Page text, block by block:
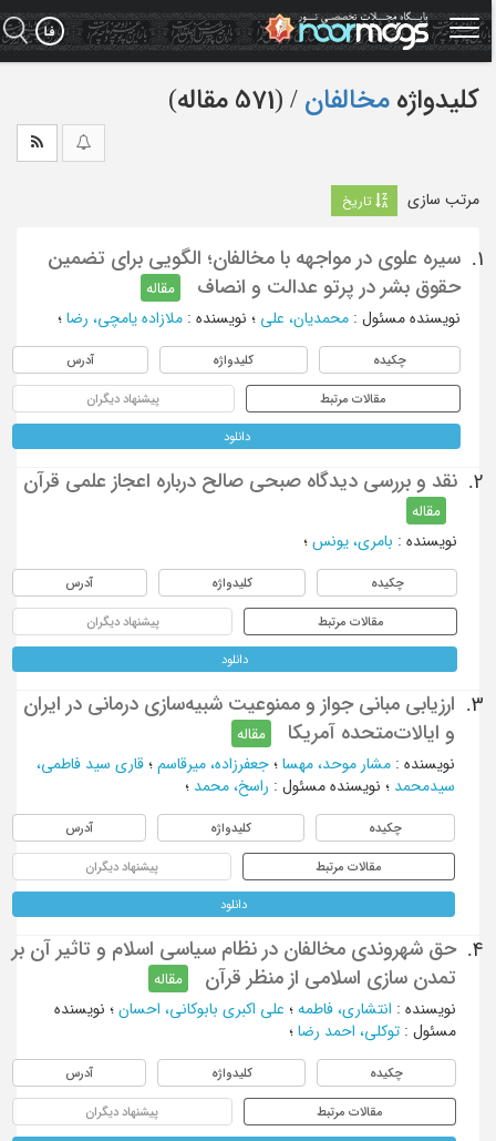
کلیدواژه مخالفان ‏/ (571 مقاله)
مرتب سازی تاریخ
1.
سیره علوی در مواجهه با مخالفان؛ الگویی برای تضمین
حقوق بشر در پرتو عدالت و انصاف
مقاله
نویسنده مسئول : محمدیان، علی ؛ نویسنده: ملازاده یامچی، رضا؛
چکیده کلیدواژه آدرس
مقالات مرتبط پیشنهاد دیگران
دانلود
2. نقد و بررسی دیدگاه صبحی صالح درباره اعجاز علمی قرآن
مقاله
نویسنده: بامري، يونس ؛
چکیده کلیدواژه آدرس
مقالات مرتبط پیشنهاد دیگران
دانلود
3.
ارزیابی مبانی جواز و ممنوعیت شبیه‌سازی درمانی در ایران
و ایالات‌متحده آمریکا
مقاله
نویسنده: مشار موحد، مهسا؛ جعفرزاده، میرقاسم؛
قاری سید فاطمی،
سیدمحمد؛ نویسنده مسئول : راسخ، محمد؛
چکیده کلیدواژه آدرس
مقالات مرتبط پیشنهاد دیگران
دانلود
4.
حق شهروندی مخالفان در نظام سیاسی اسلام و تاثیر آن بر
تمدن سازی اسلامی از منظر قرآن
مقاله
نویسنده: انتشاری، فاطمه؛ علی اکبری بابوکانی، احسان؛ نویسنده
مسئول : توکلی، احمد رضا؛
چکیده کلیدواژه آدرس
مقالات مرتبط پیشنهاد دیگران